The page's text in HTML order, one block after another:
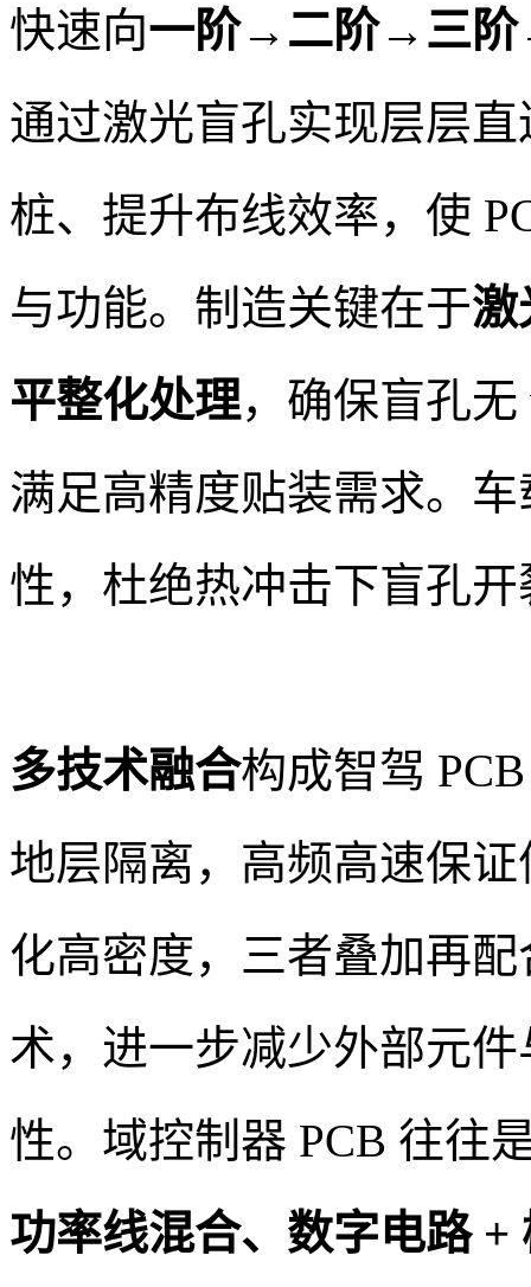
快速向一阶→二阶→三
通过激光盲孔实现层层
桩、提升布线效率，使
与功能。制造关键在于激
平整化处理，确保盲孔
满足高精度贴装需求。
性，杜绝热冲击下盲孔
多技术融合构成智驾
地层隔离，高频高速保
化高密度，三者叠加再配
术，进一步减少外部元
性。域控制器 PCB 往往
功率线混合、数字电路 +